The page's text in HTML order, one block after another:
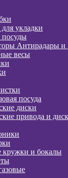
укладки
Антирадары и
весы
посуда
диски
привода и
и бокалы